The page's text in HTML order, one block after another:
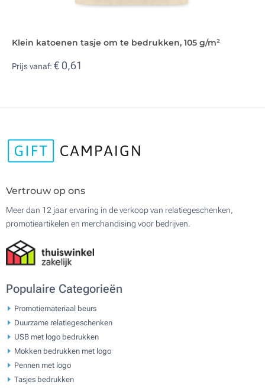
Klein katoenen tasje om te bedrukken, 105 g/m²
Prijs vanaf: € 0,61
Vertrouw op ons
Meer dan 12 jaar ervaring in de verkoop van relatiegeschenken,
promotieartikelen en merchandising voor bedrijven.
Populaire Categorieën
Promotiemateriaal beurs
Duurzame relatiegeschenken
USB met logo bedrukken
Mokken bedrukken met logo
Pennen met logo
Tasjes bedrukken